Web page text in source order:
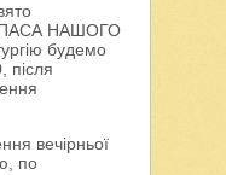
НАШОГО
будемо
після
вечірньої
по